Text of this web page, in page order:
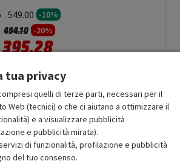
549.00 -10%
Prezzo ridotto da
494.10a-20%
395.28
Aggiungi al carrello
OFFERTE IMPERDIBILI
rispetto al corrispondente prodotto nuovo.
tua privacy
quelli di terze parti, necessari per il
Web (tecnici) o che ci aiutano a ottimizzare il
e a visualizzare pubblicità
e pubblicità mirata).
di funzionalità, profilazione e pubblicità
del tuo consenso.